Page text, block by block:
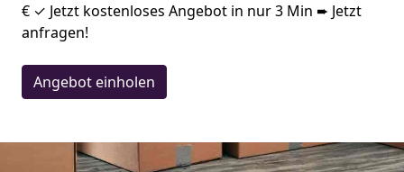
€ ✓ Jetzt kostenloses Angebot in nur 3 Min ➨ Jetzt
anfragen!
Angebot einholen